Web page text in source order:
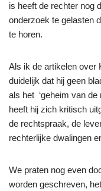
is heeft de rechter nog
onderzoek te gelasten
te horen.
Als ik de artikelen over
duidelijk dat hij geen
als het ‘geheim van de
heeft hij zich kritisch
de rechtspraak, de
rechterlijke dwalingen
We praten nog even
worden geschreven,